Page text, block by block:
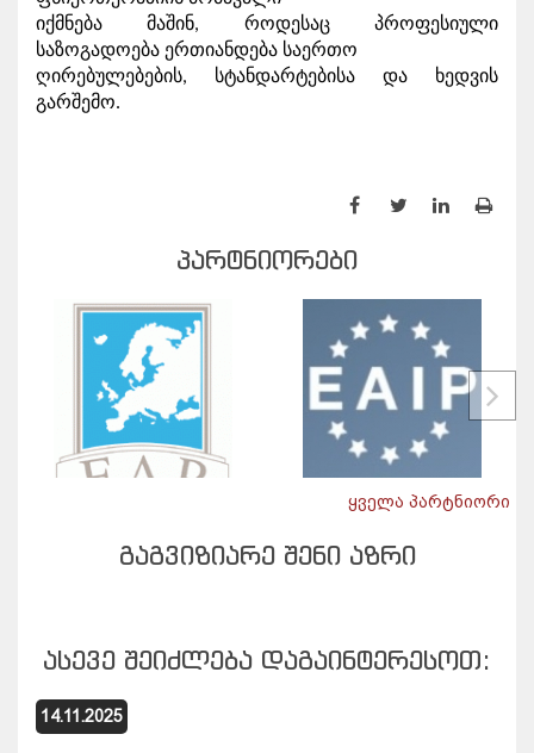
იქმნება მაშინ, როდესაც პროფესიული
საზოგადოება ერთიანდება საერთო
ღირებულებების, სტანდარტებისა და ხედვის
გარშემო.
ᲞᲐᲠᲢᲜᲘᲝᲠᲔᲑᲘ
ყველა პარტნიორი
ᲒᲐᲒᲕᲘᲖᲘᲐᲠᲔ ᲨᲔᲜᲘ ᲐᲖᲠᲘ
ᲐᲡᲔᲕᲔ ᲨᲔᲘᲫᲚᲔᲑᲐ ᲓᲐᲒᲐᲘᲜᲢᲔᲠᲔᲡᲝᲗ:
14.11.2025